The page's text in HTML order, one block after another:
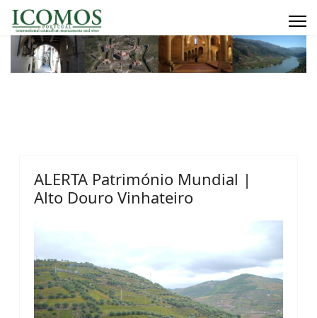
ALERTA Património Mundial |
Alto Douro Vinhateiro